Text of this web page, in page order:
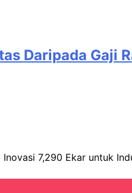
Daripada Gaji
7,290 Ekar untuk